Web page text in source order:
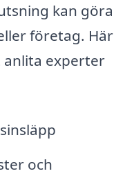
kan göra
företag. Här
experter
och